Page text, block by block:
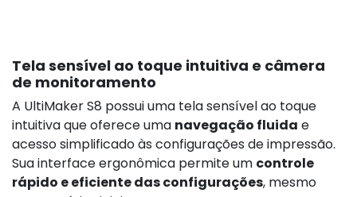
Tela sensível ao toque intuitiva e câmera
de monitoramento
A UltiMaker S8 possui uma tela sensível ao toque
intuitiva que oferece uma navegação fluida e
acesso simplificado às configurações de impressão.
Sua interface ergonômica permite um controle
rápido e eficiente das configurações, mesmo